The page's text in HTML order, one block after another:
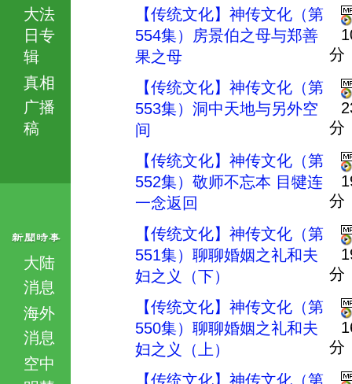
大法
日专
辑
真相
广播
稿
大陆
消息
海外
消息
空中
【传统文化】神传文化（第
554集）房景伯之母与郑善
果之母
分
【传统文化】神传文化（第
553集）洞中天地与另外空
间
分
【传统文化】神传文化（第
552集）敬师不忘本 目犍连
一念返回
分
【传统文化】神传文化（第
551集）聊聊婚姻之礼和夫
妇之义（下）
分
【传统文化】神传文化（第
550集）聊聊婚姻之礼和夫
妇之义（上）
分
【传统文化】神传文化（第